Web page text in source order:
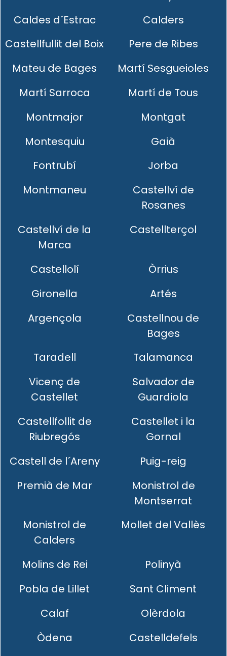
Caldes d´Estrac
Calders
Castellfullit del Boix
Pere de Ribes
Mateu de Bages
Martí Sesgueioles
Martí Sarroca
Martí de Tous
Montmajor
Montgat
Montesquiu
Gaià
Fontrubí
Jorba
Montmaneu
Castellví de
Rosanes
Castellví de la
Marca
Castellterçol
Castellolí
Òrrius
Gironella
Artés
Argençola
Castellnou de
Bages
Taradell
Talamanca
Vicenç de
Castellet
Salvador de
Guardiola
Castellfollit de
Riubregós
Castellet i la
Gornal
Castell de l´Areny
Puig-reig
Premià de Mar
Monistrol de
Montserrat
Monistrol de
Calders
Mollet del Vallès
Molins de Rei
Polinyà
Pobla de Lillet
Sant Climent
Calaf
Olèrdola
Òdena
Castelldefels